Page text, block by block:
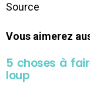
Source
Vous aimerez
5 choses à
loup